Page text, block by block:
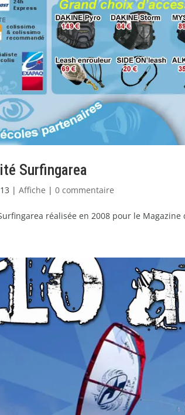
Surfingarea
|Affiche |0 commentaire
réalisée en 2008 pour le